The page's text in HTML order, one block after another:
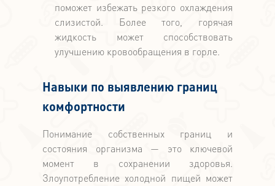
поможет избежать резкого охлаждения
слизистой. Более того, горячая
жидкость может способствовать
улучшению кровообращения в горле.
Навыки по выявлению границ
комфортности
Понимание собственных границ и
состояния организма — это ключевой
момент в сохранении здоровья.
Злоупотребление холодной пищей может